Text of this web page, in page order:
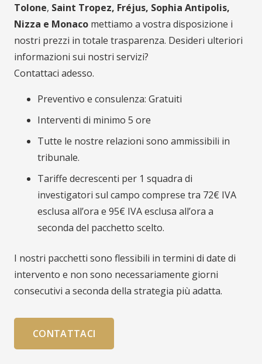
Tolone, Saint Tropez, Fréjus, Sophia Antipolis,
Nizza e Monaco mettiamo a vostra disposizione i
nostri prezzi in totale trasparenza. Desideri ulteriori
informazioni sui nostri servizi?
Contattaci adesso.
Preventivo e consulenza: Gratuiti
Interventi di minimo 5 ore
Tutte le nostre relazioni sono ammissibili in
tribunale.
Tariffe decrescenti per 1 squadra di
investigatori sul campo comprese tra 72€ IVA
esclusa all’ora e 95€ IVA esclusa all’ora a
seconda del pacchetto scelto.
I nostri pacchetti sono flessibili in termini di date di
intervento e non sono necessariamente giorni
consecutivi a seconda della strategia più adatta.
CONTATTACI